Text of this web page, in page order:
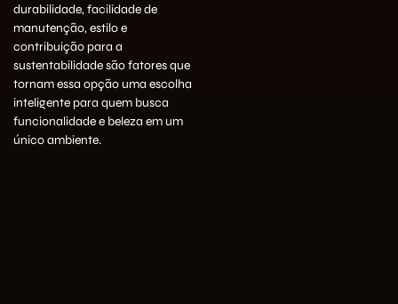
durabilidade, facilidade de
manutenção, estilo e
contribuição para a
sustentabilidade são fatores que
tornam essa opção uma escolha
inteligente para quem busca
funcionalidade e beleza em um
único ambiente.